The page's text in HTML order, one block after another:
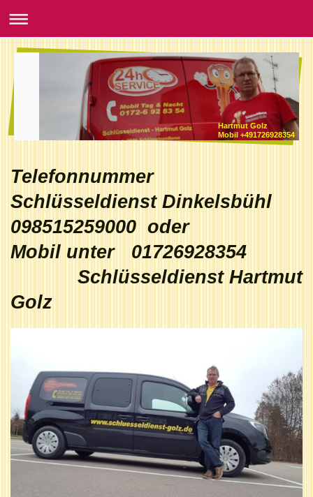
Hartmut Golz
Mobil +491726928354
Telefonnummer
Schlüsseldienst Dinkelsbühl
098515259000 oder
Mobil unter 01726928354
Schlüsseldienst Hartmut
Golz